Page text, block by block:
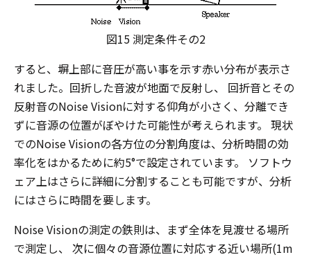
図15 測定条件その2
すると、塀上部に音圧が高い事を示す赤い分布が表示さ
れました。回折した音波が地面で反射し、 回折音とその
反射音のNoise Visionに対する仰角が小さく、分離でき
ずに音源の位置がぼやけた可能性が考えられます。 現状
でのNoise Visionの各方位の分割角度は、分析時間の効
率化をはかるために約5°で設定されています。 ソフトウ
ェア上はさらに詳細に分割することも可能ですが、分析
にはさらに時間を要します。
Noise Visionの測定の鉄則は、まず全体を見渡せる場所
で測定し、 次に個々の音源位置に対応する近い場所(1m